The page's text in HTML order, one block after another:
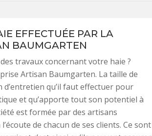
EFFECTUÉE PAR LA
BAUMGARTEN
travaux concernant votre haie ?
Artisan Baumgarten. La taille de
qu’il faut effectuer pour
et qu’apporte tout son potentiel à
est formée par des artisans
de chacun de ses clients. Ce sont